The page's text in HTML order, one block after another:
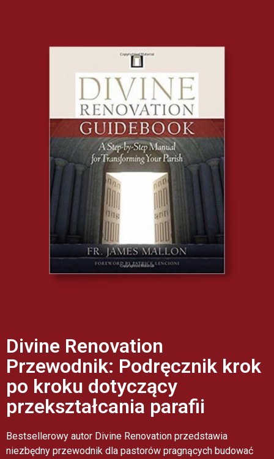
Divine Renovation
Przewodnik: Podręcznik krok
po kroku dotyczący
przekształcania parafii
Bestsellerowy autor Divine Renovation przedstawia
niezbędny przewodnik dla pastorów pragnących budować